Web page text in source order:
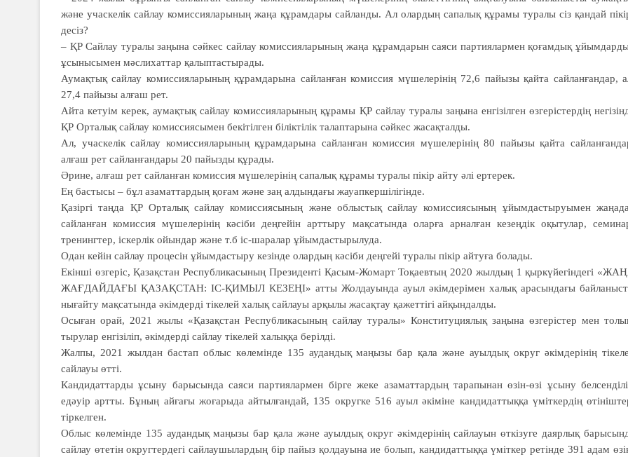
және учас­келік сайлау комис­сия­лары­ның жаңа құрамдары сай­ланды. Ал олардың сапа­лық құрамы туралы сіз қандай
десіз?
– ҚР Сайлау туралы заңына сәйкес сайлау комиссияларының жаңа құрам­дарын саяси пар­тиялармен қоғамдық
ұсынысымен мәс­лихаттар қалыптастырады.
Аумақтық сайлау комис­сия­ларының құрамдарына сайланған комиссия мүшелерінің 72,6 па­йызы қайта сайланғандар,
27,4 пайызы алғаш рет.
Айта кетуім керек, аумақтық сай­лау комиссияларының құрамы ҚР сайлау туралы заңына енгізілген өзгерістердің
ҚР Орталық сайлау комиссиясымен бекітілген біліктілік талаптарына сәйкес жасақ­талды.
Ал, учаскелік сайлау комис­сияларының құрамдарына сай­лан­ған комиссия мүшелерінің 80 пайызы қайта
алғаш рет сайланғандары 20 пайызды құрады.
Әрине, алғаш рет сайланған комис­сия мүшелерінің сапалық құрамы туралы пікір айту әлі ертерек.
Ең бастысы – бұл азамат­тардың қоғам және заң алдын­дағы жауапкершілігінде.
Қазіргі таңда ҚР Орта­лық сайлау комис­сия­сы­­­­ның және облыстық сай­­­лау комиссиясының ұйым­дас­­­тыруымен
сайланған ко­­миссия мүше­лерінің кәсіби дең­­гейін арттыру мақса­тында олар­ға арналған кезеңдік оқыту­лар,
тренингтер, іс­кер­лік ойындар және т.б іс-шаралар ұйым­дастырылуда.
Одан кейін сайлау процесін ұйым­­дастыру кезінде олардың кәсіби деңгейі туралы пікір айтуға болады.
Екінші өзгеріс, Қазақстан Респуб­ликасының Президенті Қасым-Жомарт Тоқаевтың 2020 жылдың 1 қыркүйе­гіндегі
ЖАҒДАЙДАҒЫ ҚАЗАҚСТАН: ІС-ҚИМЫЛ КЕЗЕҢІ» атты Жолдауында ауыл әкімдерімен халық арасындағы
нығайту мақсатында әкімдерді тікелей халық сайлауы ар­қы­лы жасақтау қажеттігі айқын­далды.
Осыған орай, 2021 жылы «Қазақстан Республикасының сайлау туралы» Конституциялық заңына өзгерістер мен
тырулар енгізіліп, әкімдерді сайлау тікелей халыққа берілді.
Жалпы, 2021 жылдан бастап облыс көлемінде 135 аудандық маңызы бар қала және ауылдық округ әкімдерінің
сайлауы өтті.
Кандидаттарды ұсыну бары­сында саяси партиялармен бірге жеке аза­мат­тардың тарапынан өзін-өзі ұсыну
едәуір артты. Бұның айғағы жоғарыда айтылғандай, 135 округке 516 ауыл әкіміне кан­дидаттыққа үміткердің
тіркелген.
Облыс көлемінде 135 ау­дандық маңызы бар қала және ауылдық округ әкімдерінің сайлауын өткізуге даярлық
сайлау өтетін округ­тердегі сайлаушылардың бір пайыз қолдауына ие болып, кандидаттыққа үміткер ретінде 391 адам